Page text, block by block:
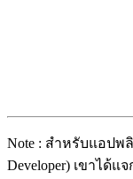
Note : สำหรับแอปพ
Developer) เขาได้